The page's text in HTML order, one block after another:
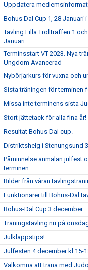
Uppdatera
Bohus Dal Cup 1, 28 Januari i
Tävling Lilla Trollträffen 1
Januari
Terminsstart VT 2023. Nya
Ungdom Avancerad
Nybörjarkurs för vuxna och
Sista träningen för terminen
Missa inte terminens sista
Stort jättetack för alla fina år!
Resultat Bohus-Dal cup.
Distriktshelg i Stenungsund
Påminnelse anmälan julfest
terminen
Bilder från våran
Funktionärer till Bohus-Dal
Bohus-Dal Cup 3 december
Träningstävling nu på
Julklappstips!
Julfesten 4 december kl 15-
Välkomna att träna med